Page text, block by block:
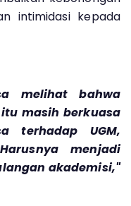
intimidasi kepada
melihat bahwa
masih berkuasa
terhadap UGM,
menjadi
akademisi,"